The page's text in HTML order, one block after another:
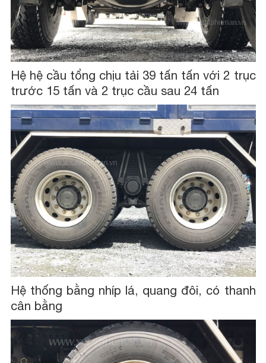
Hệ hệ cầu tổng chịu tải 39 tấn tấn với 2 trục
trước 15 tấn và 2 trục cầu sau 24 tấn
Hệ thống bằng nhíp lá, quang đôi, có thanh
cân bằng